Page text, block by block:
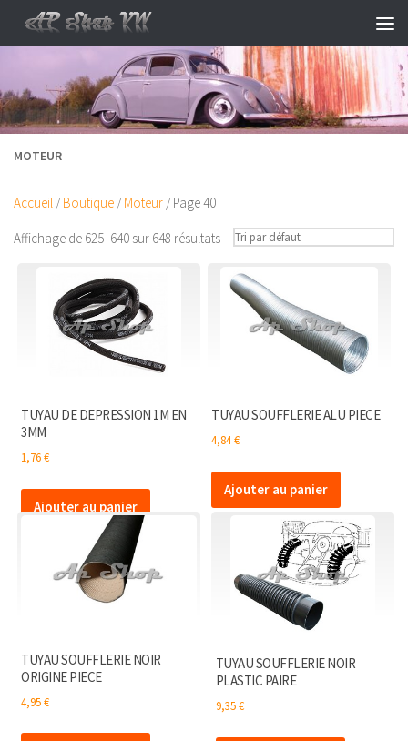
Skip to content
MOTEUR
Accueil / Boutique / Moteur / Page 40
Affichage de 625–640 sur 648 résultats
TUYAU DE DEPRESSION 1M EN
3MM
1,76€
Ajouter au panier
TUYAU SOUFFLERIE ALU PIECE
4,84€
Ajouter au panier
TUYAU SOUFFLERIE NOIR
ORIGINE PIECE
4,95€
TUYAU SOUFFLERIE NOIR
PLASTIC PAIRE
9,35€